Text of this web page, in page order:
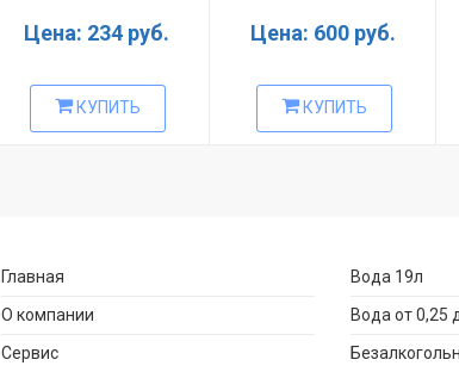
Цена: 234 руб.
КУПИТЬ
Цена: 600 руб.
КУПИТЬ
Главная
О компании
Сервис
Вода 19л
Вода от 0,25